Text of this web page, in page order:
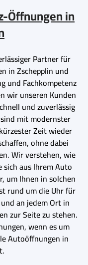
Öffnungen in
Partner für
in Zschepplin und
und Fachkompetenz
wir unseren Kunden
und zuverlässig
mit modernster
Zeit wieder
ohne dabei
Wir verstehen, wie
aus Ihrem Auto
um Ihnen in solchen
rund um die Uhr für
an jedem Ort in
zur Seite zu stehen.
wenn es um
Autoöffnungen in